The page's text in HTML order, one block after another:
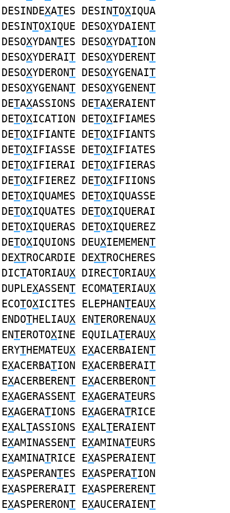
DESINDEXATES DESINTOXIQUA
DESINTOXIQUE DESOXYDAIENT
DESOXYDANTES DESOXYDATION
DESOXYDERAIT DESOXYDERENT
DESOXYDERONT DESOXYGENAIT
DESOXYGENANT DESOXYGENENT
DETAXASSIONS DETAXERAIENT
DETOXICATION DETOXIFIAMES
DETOXIFIANTE DETOXIFIANTS
DETOXIFIASSE DETOXIFIATES
DETOXIFIERAI DETOXIFIERAS
DETOXIFIEREZ DETOXIFIIONS
DETOXIQUAMES DETOXIQUASSE
DETOXIQUATES DETOXIQUERAI
DETOXIQUERAS DETOXIQUEREZ
DETOXIQUIONS DEUXIEMEMENT
DEXTROCARDIE DEXTROCHERES
DICTATORIAUX DIRECTORIAUX
DUPLEXASSENT ECOMATERIAUX
ECOTOXICITES ELEPHANTEAUX
ENDOTHELIAUX ENTERORENAUX
ENTEROTOXINE EQUILATERAUX
ERYTHEMATEUX EXACERBAIENT
EXACERBATION EXACERBERAIT
EXACERBERENT EXACERBERONT
EXAGERASSENT EXAGERATEURS
EXAGERATIONS EXAGERATRICE
EXALTASSIONS EXALTERAIENT
EXAMINASSENT EXAMINATEURS
EXAMINATRICE EXASPERAIENT
EXASPERANTES EXASPERATION
EXASPERERAIT EXASPERERENT
EXASPERERONT EXAUCERAIENT